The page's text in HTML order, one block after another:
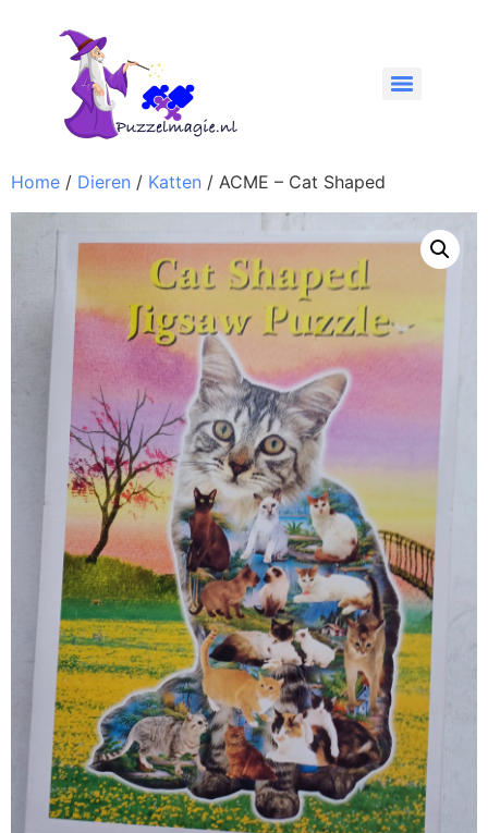
Home / Dieren / Katten / ACME – Cat Shaped